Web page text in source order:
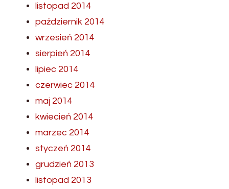
listopad 2014
październik 2014
wrzesień 2014
sierpień 2014
lipiec 2014
czerwiec 2014
maj 2014
kwiecień 2014
marzec 2014
styczeń 2014
grudzień 2013
listopad 2013